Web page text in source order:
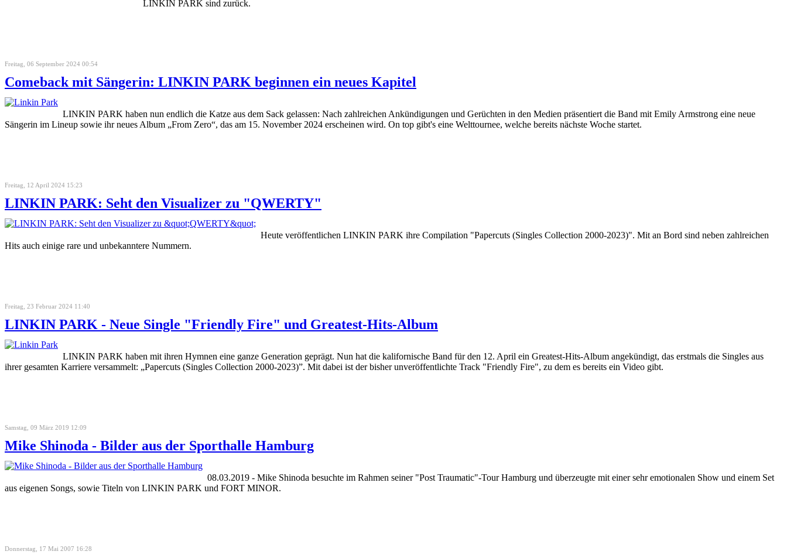
LINKIN PARK sind zurück.
Freitag, 06 September 2024 00:54
Comeback mit Sängerin: LINKIN PARK beginnen ein neues Kapitel
LINKIN PARK haben nun endlich die Katze aus dem Sack gelassen: Nach zahlreichen Ankündigungen und Gerüchten in den Medien präsentiert die Band mit Emily Armstrong eine neue
Sängerin im Lineup sowie ihr neues Album „From Zero“, das am 15. November 2024 erscheinen wird. On top gibt's eine Welttournee, welche bereits nächste Woche startet.
Freitag, 12 April 2024 15:23
LINKIN PARK: Seht den Visualizer zu "QWERTY"
Heute veröffentlichen LINKIN PARK ihre Compilation "Papercuts (Singles Collection 2000-2023)". Mit an Bord sind neben zahlreichen
Hits auch einige rare und unbekanntere Nummern.
Freitag, 23 Februar 2024 11:40
LINKIN PARK - Neue Single "Friendly Fire" und Greatest-Hits-Album
LINKIN PARK haben mit ihren Hymnen eine ganze Generation geprägt. Nun hat die kalifornische Band für den 12. April ein Greatest-Hits-Album angekündigt, das erstmals die Singles aus
ihrer gesamten Karriere versammelt: „Papercuts (Singles Collection 2000-2023)”. Mit dabei ist der bisher unveröffentlichte Track "Friendly Fire", zu dem es bereits ein Video gibt.
Samstag, 09 März 2019 12:09
Mike Shinoda - Bilder aus der Sporthalle Hamburg
08.03.2019 - Mike Shinoda besuchte im Rahmen seiner "Post Traumatic"-Tour Hamburg und überzeugte mit einer sehr emotionalen Show und einem Set
aus eigenen Songs, sowie Titeln von LINKIN PARK und FORT MINOR.
Donnerstag, 17 Mai 2007 16:28